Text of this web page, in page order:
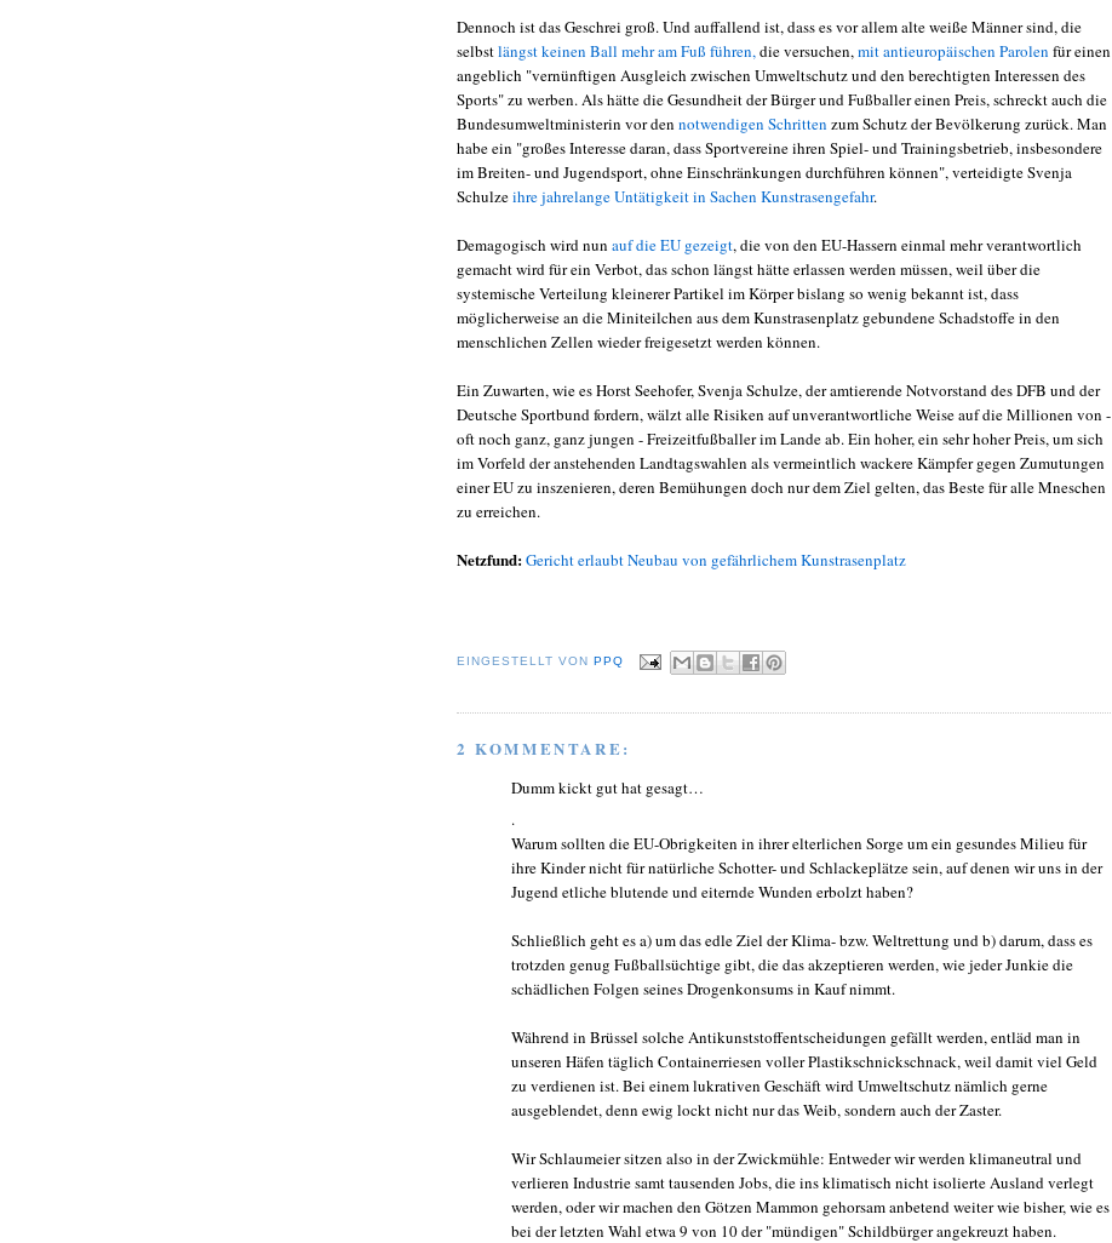
Dennoch ist das Geschrei groß. Und auffallend ist, dass es vor allem alte weiße Männer sind, die
selbstlängst keinen Ball mehr am Fuß führen,die versuchen,mit antieuropäischen Parolen für einen
angeblich "vernünftigen Ausgleich zwischen Umweltschutz und den berechtigten Interessen des
Sports" zu werben. Als hätte die Gesundheit der Bürger und Fußballer einen Preis, schreckt auch die
Bundesumweltministerin vor den notwendigen Schritten zum Schutz der Bevölkerung zurück. Man
habe ein "großes Interesse daran, dass Sportvereine ihren Spiel- und Trainingsbetrieb, insbesondere
im Breiten- und Jugendsport, ohne Einschränkungen durchführen können", verteidigte Svenja
Schulzeihre jahrelange Untätigkeit in Sachen Kunstrasengefahr.
Demagogisch wird nun auf die EU gezeigt, die von den EU-Hassern einmal mehr verantwortlich
gemacht wird für ein Verbot, das schon längst hätte erlassen werden müssen, weil über die
systemische Verteilung kleinerer Partikel im Körper bislang so wenig bekannt ist, dass
möglicherweise an die Miniteilchen aus dem Kunstrasenplatz gebundene Schadstoffe in den
menschlichen Zellen wieder freigesetzt werden können.
Ein Zuwarten, wie es Horst Seehofer, Svenja Schulze, der amtierende Notvorstand des DFB und der
Deutsche Sportbund fordern, wälzt alle Risiken auf unverantwortliche Weise auf die Millionen von -
oft noch ganz, ganz jungen - Freizeitfußballer im Lande ab. Ein hoher, ein sehr hoher Preis, um sich
im Vorfeld der anstehenden Landtagswahlen als vermeintlich wackere Kämpfer gegen Zumutungen
einer EU zu inszenieren, deren Bemühungen doch nur dem Ziel gelten, das Beste für alle Mneschen
zu erreichen.
Netzfund:Gericht erlaubt Neubau von gefährlichem Kunstrasenplatz
EINGESTELLT VONPPQ
2 KOMMENTARE:
Dumm kickt gut hat gesagt…
.
Warum sollten die EU-Obrigkeiten in ihrer elterlichen Sorge um ein gesundes Milieu für
ihre Kinder nicht für natürliche Schotter- und Schlackeplätze sein, auf denen wir uns in der
Jugend etliche blutende und eiternde Wunden erbolzt haben?
Schließlich geht es a) um das edle Ziel der Klima- bzw. Weltrettung und b) darum, dass es
trotzden genug Fußballsüchtige gibt, die das akzeptieren werden, wie jeder Junkie die
schädlichen Folgen seines Drogenkonsums in Kauf nimmt.
Während in Brüssel solche Antikunststoffentscheidungen gefällt werden, entläd man in
unseren Häfen täglich Containerriesen voller Plastikschnickschnack, weil damit viel Geld
zu verdienen ist. Bei einem lukrativen Geschäft wird Umweltschutz nämlich gerne
ausgeblendet, denn ewig lockt nicht nur das Weib, sondern auch der Zaster.
Wir Schlaumeier sitzen also in der Zwickmühle: Entweder wir werden klimaneutral und
verlieren Industrie samt tausenden Jobs, die ins klimatisch nicht isolierte Ausland verlegt
werden, oder wir machen den Götzen Mammon gehorsam anbetend weiter wie bisher, wie es
bei der letzten Wahl etwa 9 von 10 der "mündigen" Schildbürger angekreuzt haben.